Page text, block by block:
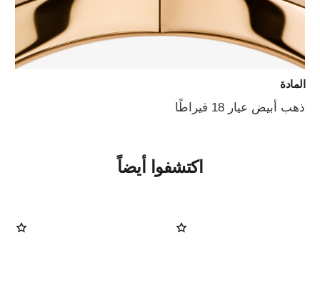
المادة
ذهب أبيض عيار 18 قيراطًا
اكتشفوا أيضاً